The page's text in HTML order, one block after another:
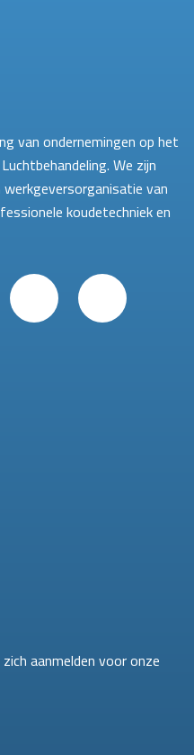
van ondernemingen op het
We zijn
van
koudetechniek en
aanmelden voor onze